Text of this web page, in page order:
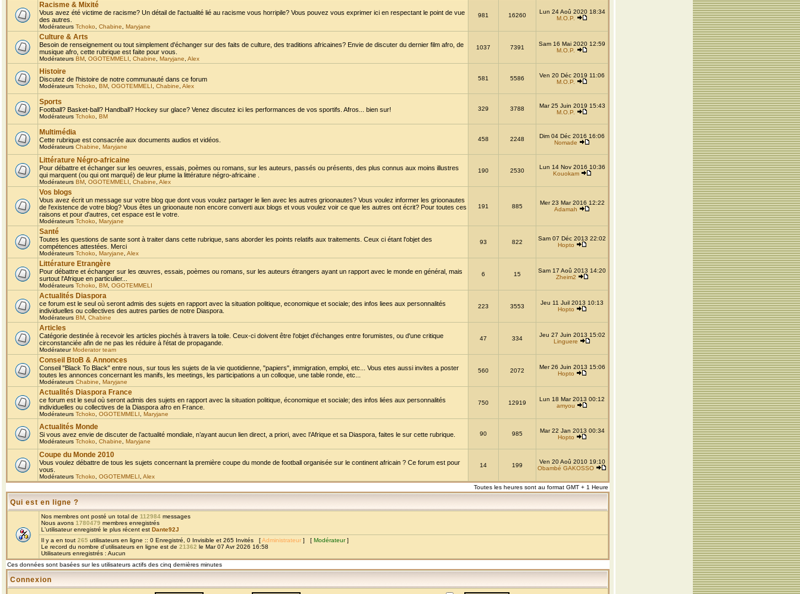
Racisme & Mixité
Vous avez été victime de racisme? Un détail de l'actualité lié au racisme vous horripile? Vous pouvez vous exprimer ici en respectant le point de vue
des autres.
Modérateurs Tchoko Chabine Maryjane
981 16260
Lun 24 Aoû 2020 18:34
M.O.P.
Culture & Arts
Besoin de renseignement ou tout simplement d'échanger sur des faits de culture, des traditions africaines? Envie de discuter du dernier film afro, de
musique afro, cette rubrique est faite pour vous.
Modérateurs BM OGOTEMMELI Chabine Maryjane Alex
1037 7391
Sam 16 Mai 2020 12:59
M.O.P.
Histoire
Discutez de l'histoire de notre communauté dans ce forum
Modérateurs Tchoko BM OGOTEMMELI Chabine Alex
581 5586
Ven 20 Déc 2019 11:06
M.O.P.
Sports
Football? Basket-ball? Handball? Hockey sur glace? Venez discutez ici les performances de vos sportifs. Afros... bien sur!
Modérateurs Tchoko BM
329 3788
Mar 25 Juin 2019 15:43
M.O.P.
Multimédia
Cette rubrique est consacrée aux documents audios et vidéos.
Modérateurs Chabine Maryjane
458 2248
Dim 04 Déc 2016 16:06
Nomade
Littérature Négro-africaine
Pour débattre et échanger sur les oeuvres, essais, poèmes ou romans, sur les auteurs, passés ou présents, des plus connus aux moins illustres
qui marquent (ou qui ont marqué) de leur plume la littérature négro-africaine .
Modérateurs BM OGOTEMMELI Chabine Alex
190 2530
Lun 14 Nov 2016 10:36
Kouokam
Vos blogs
Vous avez écrit un message sur votre blog que dont vous voulez partager le lien avec les autres grioonautes? Vous voulez informer les grioonautes
de l'existence de votre blog? Vous êtes un grioonaute non encore converti aux blogs et vous voulez voir ce que les autres ont écrit? Pour toutes ces
raisons et pour d'autres, cet espace est le votre.
Modérateurs Tchoko Maryjane
191 885
Mer 23 Mar 2016 12:22
Adamah
Santé
Toutes les questions de sante sont à traiter dans cette rubrique, sans aborder les points relatifs aux traitements. Ceux ci étant l'objet des
compétences attestées. Merci
Modérateurs Tchoko Maryjane Alex
93 822
Sam 07 Déc 2013 22:02
Hopto
Littérature Etrangère
Pour débattre et échanger sur les œuvres, essais, poèmes ou romans, sur les auteurs étrangers ayant un rapport avec le monde en général, mais
surtout l'Afrique en particulier...
Modérateurs Tchoko BM OGOTEMMELI
6 15
Sam 17 Aoû 2013 14:20
Zheim2
Actualités Diaspora
ce forum est le seul où seront admis des sujets en rapport avec la situation politique, economique et sociale; des infos liees aux personnalités
individuelles ou collectives des autres parties de notre Diaspora.
Modérateurs BM Chabine
223 3553
Jeu 11 Juil 2013 10:13
Hopto
Articles
Catégorie destinée à recevoir les articles piochés à travers la toile. Ceux-ci doivent être l'objet d'échanges entre forumistes, ou d'une critique
circonstanciée afin de ne pas les réduire à l'état de propagande.
ModérateurModerator team
47 334
Jeu 27 Juin 2013 15:02
Linguere
Conseil BtoB & Annonces
Conseil "Black To Black" entre nous, sur tous les sujets de la vie quotidienne, "papiers", immigration, emploi, etc... Vous etes aussi invites a poster
toutes les annonces concernant les manifs, les meetings, les participations a un colloque, une table ronde, etc...
Modérateurs Chabine Maryjane
560 2072
Mer 26 Juin 2013 15:06
Hopto
Actualités Diaspora France
ce forum est le seul où seront admis des sujets en rapport avec la situation politique, économique et sociale; des infos liées aux personnalités
individuelles ou collectives de la Diaspora afro en France.
Modérateurs Tchoko OGOTEMMELI Maryjane
750 12919
Lun 18 Mar 2013 00:12
amyou
Actualités Monde
Si vous avez envie de discuter de l’actualité mondiale, n’ayant aucun lien direct, a priori, avec l’Afrique et sa Diaspora, faites le sur cette rubrique.
Modérateurs Tchoko Chabine Maryjane
90 985
Mar 22 Jan 2013 00:34
Hopto
Coupe du Monde 2010
Vous voulez débattre de tous les sujets concernant la première coupe du monde de football organisée sur le continent africain ? Ce forum est pour
vous.
Modérateurs Tchoko OGOTEMMELI Alex
14 199
Ven 20 Aoû 2010 19:10
Obambé GAKOSSO
Toutes les heures sont au format GMT + 1 Heure
Qui est en ligne ?
Nos membres ont posté un total de 112984 messages
Nous avons 1780479 membres enregistrés
L'utilisateur enregistré le plus récent est Dante92J
Il y a en tout 265 utilisateurs en ligne :: 0 Enregistré, 0 Invisible et 265 Invités [Administrateur ] [ Modérateur]
Le record du nombre d'utilisateurs en ligne est de 21362 le Mar 07 Avr 2026 16:58
Utilisateurs enregistrés : Aucun
Ces données sont basées sur les utilisateurs actifs des cinq dernières minutes
Connexion